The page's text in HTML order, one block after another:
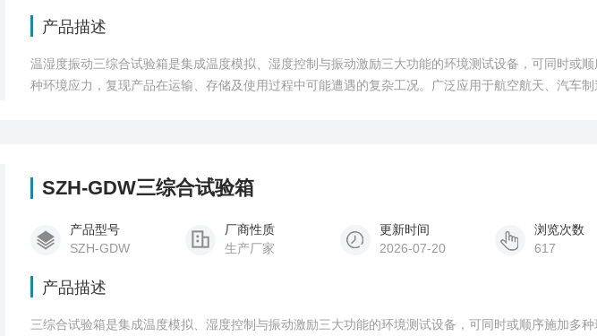
产品描述
温湿度振动三综合试验箱是集成温度模拟、湿度控制与振动激励三大功能的环境测试设备，可同时或
种环境应力，复现产品在运输、存储及使用过程中可能遭遇的复杂工况。广泛应用于航空航天、汽车
SZH-GDW三综合试验箱
产品型号
SZH-GDW
厂商性质
生产厂家
更新时间
2026-07-20
浏览次数
617
产品描述
三综合试验箱是集成温度模拟、湿度控制与振动激励三大功能的环境测试设备，可同时或顺序施加多